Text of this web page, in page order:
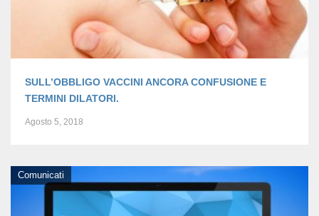
SULL’OBBLIGO VACCINI ANCORA CONFUSIONE E
TERMINI DILATORI.
Agosto 5, 2018
Comunicati